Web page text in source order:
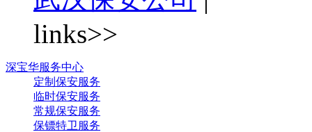
links>>
深宝华服务中心
定制保安服务
临时保安服务
常规保安服务
保镖特卫服务